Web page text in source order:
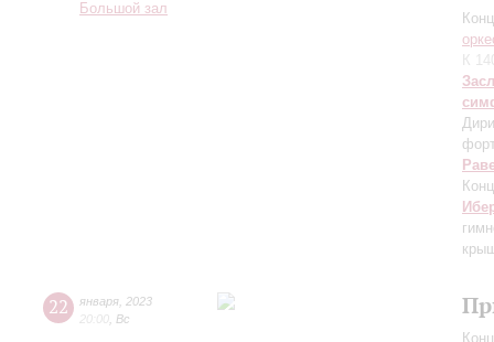
Большой зал
К
22 января 2023
20:00 Вс